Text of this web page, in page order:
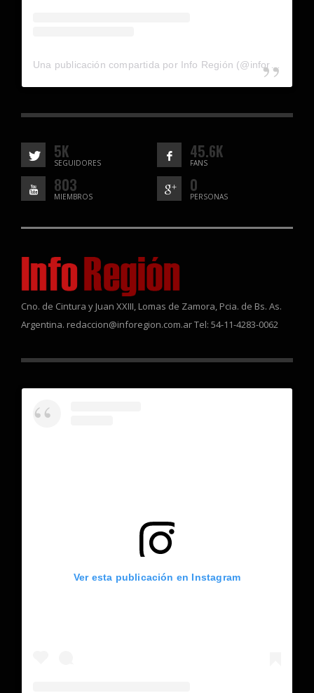
5K
SEGUIDORES
45.6K
FANS
803
MIEMBROS
0
PERSONAS
Cno. de Cintura y Juan XXIII, Lomas de Zamora, Pcia. de Bs. As.
Argentina. redaccion@inforegion.com.ar Tel: 54-11-4283-0062
Ver esta publicación en Instagram